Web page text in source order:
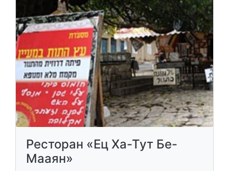
Ресторан «Ец Ха-Тут Бе-
Мааян»